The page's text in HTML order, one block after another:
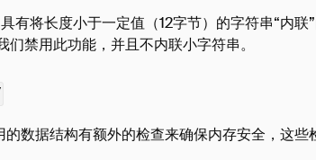
具有将长度小于一定值（12字节）的字符串“内
禁用此功能，并且不内联小字符串。
数据结构有额外的检查来确保内存安全，这些